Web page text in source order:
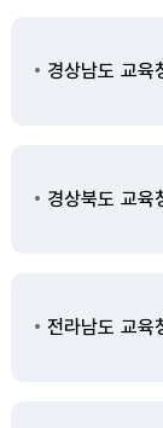
경상남도 교육
경상북도 교육
전라남도 교육